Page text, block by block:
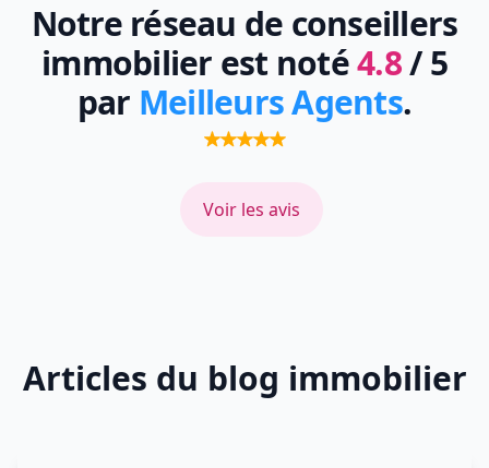
Notre réseau de conseillers
immobilier est noté4.8/ 5
par Meilleurs Agents.
Voir les avis
Articles du blog immobilier